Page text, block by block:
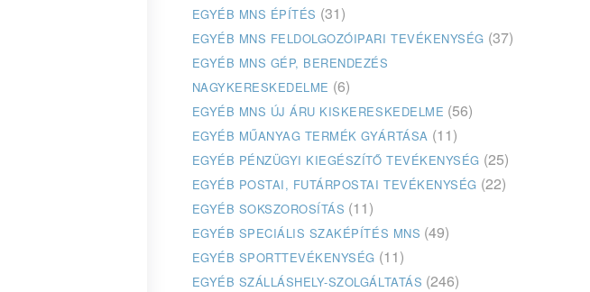
EGYÉB MNS ÉPÍTÉS (31)
EGYÉB MNS FELDOLGOZÓIPARI TEVÉKENYSÉG (37)
EGYÉB MNS GÉP, BERENDEZÉS
NAGYKERESKEDELME (6)
EGYÉB MNS ÚJ ÁRU KISKERESKEDELME (56)
EGYÉB MŰANYAG TERMÉK GYÁRTÁSA (11)
EGYÉB PÉNZÜGYI KIEGÉSZÍTŐ TEVÉKENYSÉG (25)
EGYÉB POSTAI, FUTÁRPOSTAI TEVÉKENYSÉG (22)
EGYÉB SOKSZOROSÍTÁS (11)
EGYÉB SPECIÁLIS SZAKÉPÍTÉS MNS (49)
EGYÉB SPORTTEVÉKENYSÉG (11)
EGYÉB SZÁLLÁSHELY-SZOLGÁLTATÁS (246)